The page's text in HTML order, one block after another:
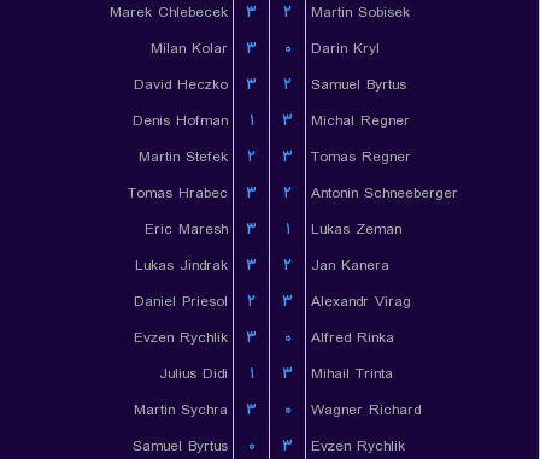
Marek Chlebecek
۳ ۲
Martin Sobisek
Milan Kolar
۳ ۰
Darin Kryl
David Heczko
۳ ۲
Samuel Byrtus
Denis Hofman
۱ ۳
Michal Regner
Martin Stefek
۲ ۳
Tomas Regner
Tomas Hrabec
۳ ۲
Antonin Schneeberger
Eric Maresh
۳ ۱
Lukas Zeman
Lukas Jindrak
۳ ۲
Jan Kanera
Daniel Priesol
۲ ۳
Alexandr Virag
Evzen Rychlik
۳ ۰
Alfred Rinka
Julius Didi
۱ ۳
Mihail Trinta
Martin Sychra
۳ ۰
Wagner Richard
Samuel Byrtus
۰ ۳
Evzen Rychlik